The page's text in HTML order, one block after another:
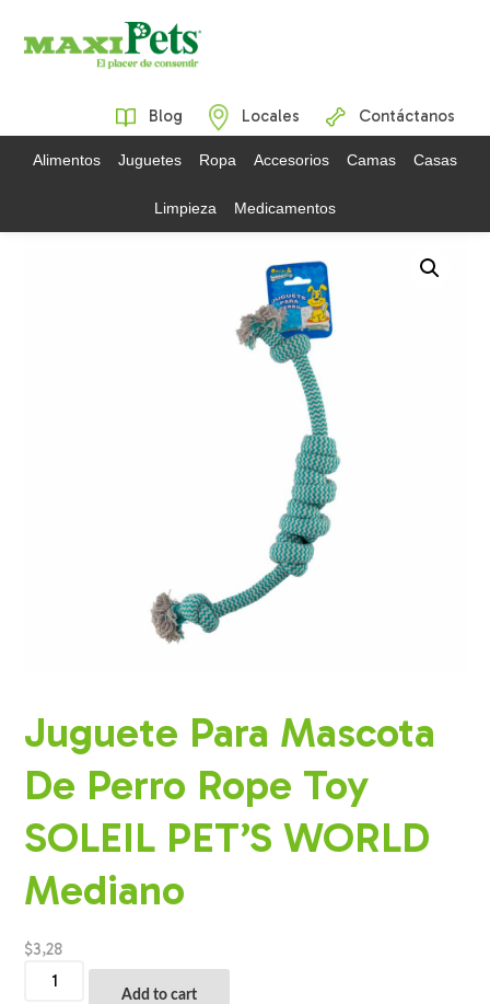
Blog Locales Contáctanos
Alimentos Juguetes Ropa Accesorios Camas Casas
Limpieza Medicamentos
Juguete Para Mascota
De Perro Rope Toy
SOLEIL PET’S WORLD
Mediano
$3,28
Para
Add to cart